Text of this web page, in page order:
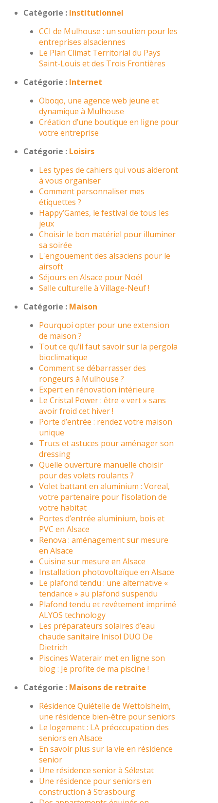
Catégorie : Institutionnel
CCI de Mulhouse : un soutien pour les
entreprises alsaciennes
Le Plan Climat Territorial du Pays
Saint-Louis et des Trois Frontières
Catégorie : Internet
Oboqo, une agence web jeune et
dynamique à Mulhouse
Création d’une boutique en ligne pour
votre entreprise
Catégorie : Loisirs
Les types de cahiers qui vous aideront
à vous organiser
Comment personnaliser mes
étiquettes ?
Happy’Games, le festival de tous les
jeux
Choisir le bon matériel pour illuminer
sa soirée
L'engouement des alsaciens pour le
airsoft
Séjours en Alsace pour Noël
Salle culturelle à Village-Neuf !
Catégorie : Maison
Pourquoi opter pour une extension
de maison ?
Tout ce qu’il faut savoir sur la pergola
bioclimatique
Comment se débarrasser des
rongeurs à Mulhouse ?
Expert en rénovation intérieure
Le Cristal Power : être « vert » sans
avoir froid cet hiver !
Porte d’entrée : rendez votre maison
unique
Trucs et astuces pour aménager son
dressing
Quelle ouverture manuelle choisir
pour des volets roulants ?
Volet battant en aluminium : Voreal,
votre partenaire pour l’isolation de
votre habitat
Portes d’entrée aluminium, bois et
PVC en Alsace
Renova : aménagement sur mesure
en Alsace
Cuisine sur mesure en Alsace
Installation photovoltaïque en Alsace
Le plafond tendu : une alternative «
tendance » au plafond suspendu
Plafond tendu et revêtement imprimé
ALYOS technology
Les préparateurs solaires d’eau
chaude sanitaire Inisol DUO De
Dietrich
Piscines Waterair met en ligne son
blog : Je profite de ma piscine !
Catégorie : Maisons de retraite
Résidence Quiételle de Wettolsheim,
une résidence bien-être pour seniors
Le logement : LA préoccupation des
seniors en Alsace
En savoir plus sur la vie en résidence
senior
Une résidence senior à Sélestat
Une résidence pour seniors en
construction à Strasbourg